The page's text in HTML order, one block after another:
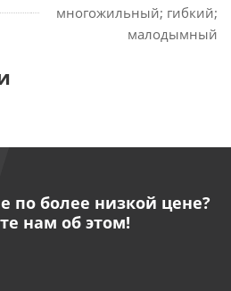
многожильный; гибкий;
малодымный
по более низкой цене?
нам об этом!